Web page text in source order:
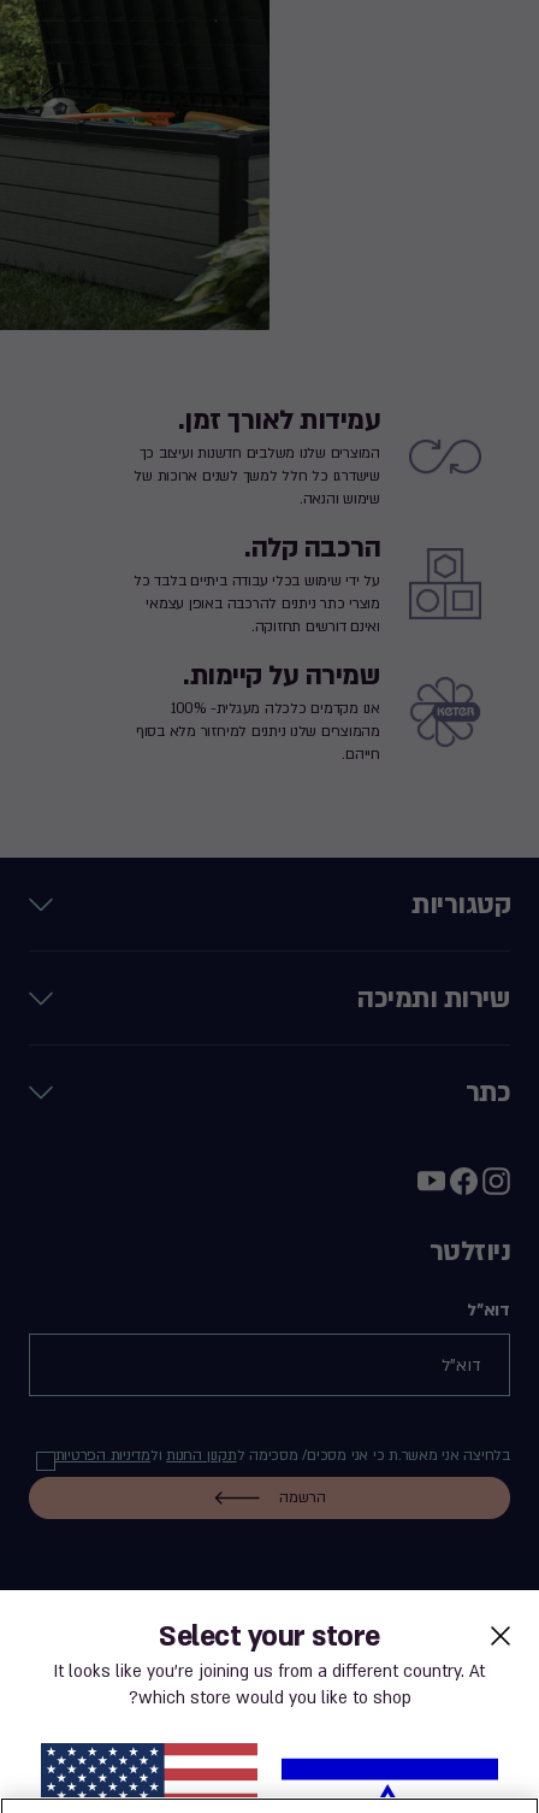
Select your store
It looks like you’re joining us from a different country. At
which store would you like to shop?
עמידות לאורך זמן.
המוצרים שלנו משלבים חדשנות ועיצוב כך
שישדרגו כל חלל למשך לשנים ארוכות של
שימוש והנאה.
הרכבה קלה.
על ידי שימוש בכלי עבודה ביתיים בלבד כל
מוצרי כתר ניתנים להרכבה באופן עצמאי
ואינם דורשים תחזוקה.
שמירה על קיימות.
אנו מקדמים כלכלה מעגלית- 100%
מהמוצרים שלנו ניתנים למיחזור מלא בסוף
חייהם.
קטגוריות
שירות ותמיכה
כתר
ניוזלטר
דוא"ל
בלחיצה אני מאשר.ת כי אני מסכים/ מסכימה לתקנון החנותולמדיניות הפרטיות
הרשמה
label.payment
תנאי שימוש באתר